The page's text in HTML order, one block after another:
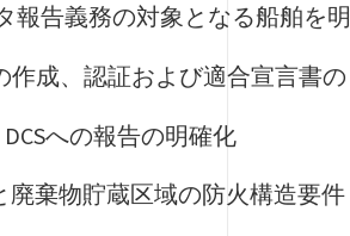
報告義務の対象となる船舶を明
作成、認証および適合宣言書の
への報告の明確化
廃棄物貯蔵区域の防火構造要件